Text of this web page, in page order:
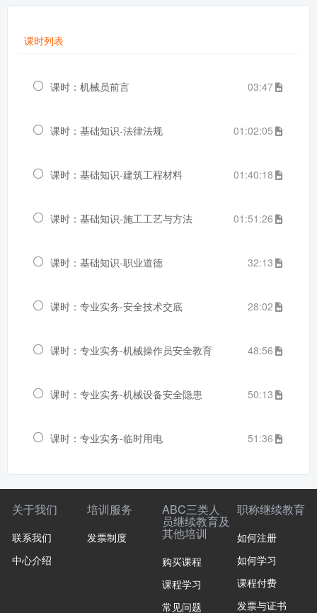
课时列表
课时：机械员前言 03:47
课时：基础知识-法律法规 01:02:05
课时：基础知识-建筑工程材料 01:40:18
课时：基础知识-施工工艺与方法 01:51:26
课时：基础知识-职业道德 32:13
课时：专业实务-安全技术交底 28:02
课时：专业实务-机械操作员安全教育 48:56
课时：专业实务-机械设备安全隐患 50:13
课时：专业实务-临时用电 51:36
关于我们
联系我们
中心介绍
培训服务
发票制度
ABC三类人
员继续教育及
其他培训
购买课程
课程学习
常见问题
职称继续教育
如何注册
如何学习
课程付费
发票与证书